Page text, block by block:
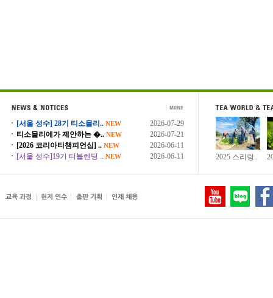
[서울 성수] 28기 티소믈리.. NEW
2026-07-29
티소믈리에가 제안하는 �.. NEW
2026-07-21
[2026 코리아티챔피언십] .. NEW
2026-06-11
[서울 성수]19기 티블렌딩 .. NEW 2026-06-11 2025 스리랑..